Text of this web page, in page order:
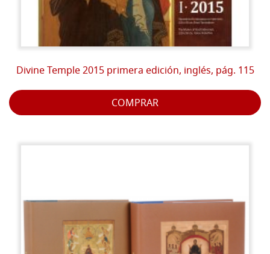
Divine Temple 2015 primera edición, inglés, pág. 115
COMPRAR